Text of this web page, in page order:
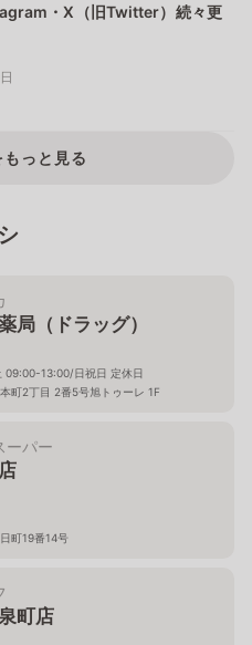
・X（旧Twitter）続々更
っと見る
局（ドラッグ）
13:00/日祝日 定休日
町2丁目 2番5号旭トゥーレ 1F
ーパー
町19番14号
町店